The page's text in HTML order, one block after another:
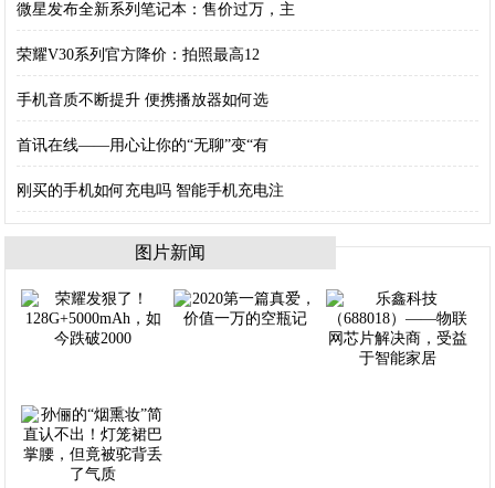
微星发布全新系列笔记本：售价过万，主
荣耀V30系列官方降价：拍照最高12
手机音质不断提升 便携播放器如何选
首讯在线——用心让你的“无聊”变“有
刚买的手机如何充电吗 智能手机充电注
图片新闻